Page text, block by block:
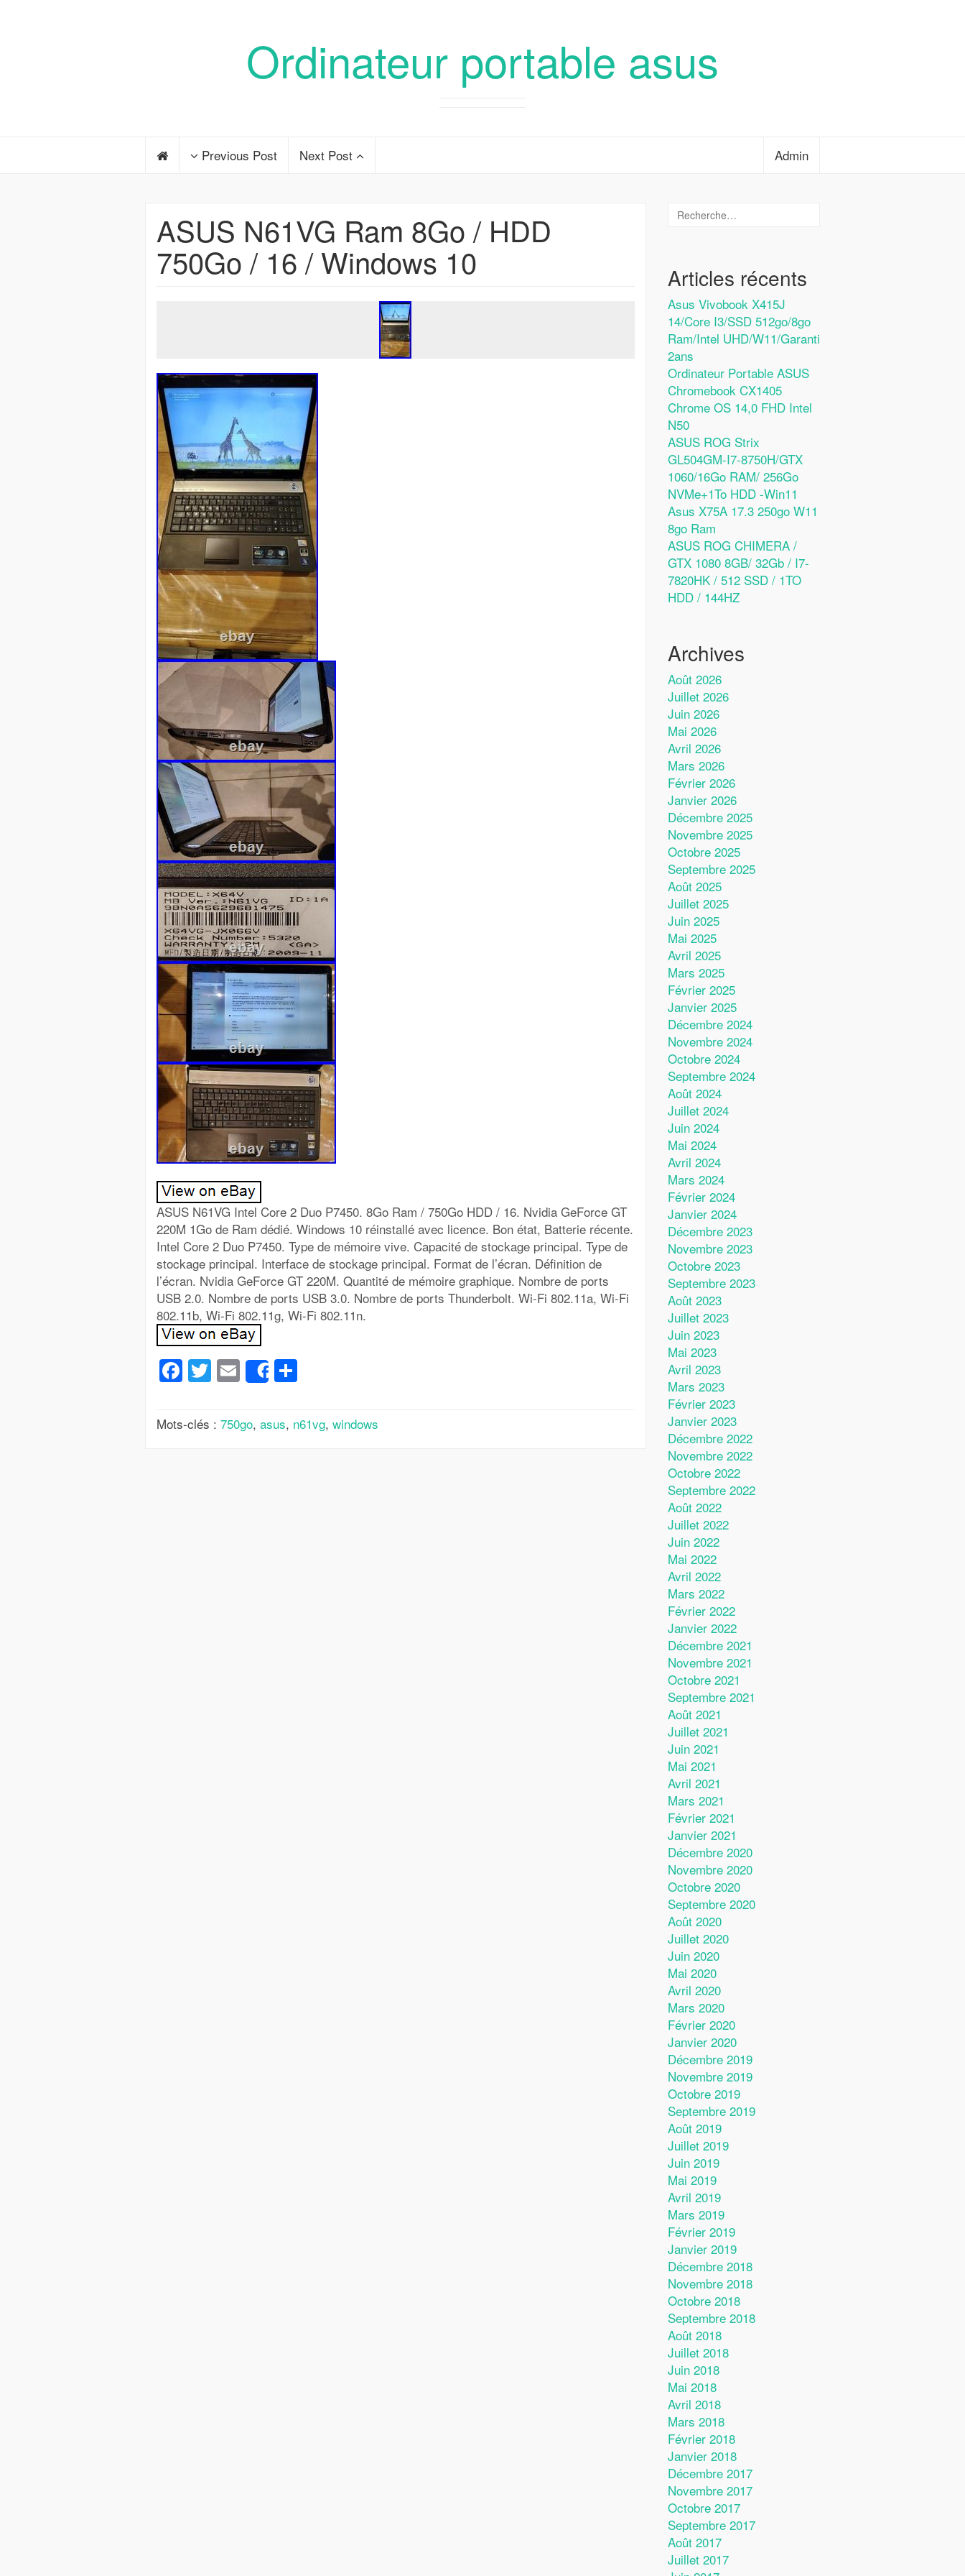
Ordinateur portable asus
Previous Post Next Post Admin
ASUS N61VG Ram 8Go / HDD
750Go / 16 / Windows 10
ASUS N61VG Intel Core 2 Duo P7450. 8Go Ram / 750Go HDD / 16. Nvidia GeForce GT
220M 1Go de Ram dédié. Windows 10 réinstallé avec licence. Bon état, Batterie récente.
Intel Core 2 Duo P7450. Type de mémoire vive. Capacité de stockage principal. Type de
stockage principal. Interface de stockage principal. Format de l’écran. Définition de
l’écran. Nvidia GeForce GT 220M. Quantité de mémoire graphique. Nombre de ports
USB 2.0. Nombre de ports USB 3.0. Nombre de ports Thunderbolt. Wi-Fi 802.11a, Wi-Fi
802.11b, Wi-Fi 802.11g, Wi-Fi 802.11n.
Facebook
Twitter
Email
Share
Mots-clés : 750go, asus, n61vg, windows
Articles récents
Asus Vivobook X415J
14/Core I3/SSD 512go/8go
Ram/Intel UHD/W11/Garanti
2ans
Ordinateur Portable ASUS
Chromebook CX1405
Chrome OS 14,0 FHD Intel
N50
ASUS ROG Strix
GL504GM-I7-8750H/GTX
1060/16Go RAM/ 256Go
NVMe+1To HDD -Win11
Asus X75A 17.3 250go W11
8go Ram
ASUS ROG CHIMERA /
GTX 1080 8GB/ 32Gb / I7-
7820HK / 512 SSD / 1TO
HDD / 144HZ
Archives
Août 2026
Juillet 2026
Juin 2026
Mai 2026
Avril 2026
Mars 2026
Février 2026
Janvier 2026
Décembre 2025
Novembre 2025
Octobre 2025
Septembre 2025
Août 2025
Juillet 2025
Juin 2025
Mai 2025
Avril 2025
Mars 2025
Février 2025
Janvier 2025
Décembre 2024
Novembre 2024
Octobre 2024
Septembre 2024
Août 2024
Juillet 2024
Juin 2024
Mai 2024
Avril 2024
Mars 2024
Février 2024
Janvier 2024
Décembre 2023
Novembre 2023
Octobre 2023
Septembre 2023
Août 2023
Juillet 2023
Juin 2023
Mai 2023
Avril 2023
Mars 2023
Février 2023
Janvier 2023
Décembre 2022
Novembre 2022
Octobre 2022
Septembre 2022
Août 2022
Juillet 2022
Juin 2022
Mai 2022
Avril 2022
Mars 2022
Février 2022
Janvier 2022
Décembre 2021
Novembre 2021
Octobre 2021
Septembre 2021
Août 2021
Juillet 2021
Juin 2021
Mai 2021
Avril 2021
Mars 2021
Février 2021
Janvier 2021
Décembre 2020
Novembre 2020
Octobre 2020
Septembre 2020
Août 2020
Juillet 2020
Juin 2020
Mai 2020
Avril 2020
Mars 2020
Février 2020
Janvier 2020
Décembre 2019
Novembre 2019
Octobre 2019
Septembre 2019
Août 2019
Juillet 2019
Juin 2019
Mai 2019
Avril 2019
Mars 2019
Février 2019
Janvier 2019
Décembre 2018
Novembre 2018
Octobre 2018
Septembre 2018
Août 2018
Juillet 2018
Juin 2018
Mai 2018
Avril 2018
Mars 2018
Février 2018
Janvier 2018
Décembre 2017
Novembre 2017
Octobre 2017
Septembre 2017
Août 2017
Juillet 2017